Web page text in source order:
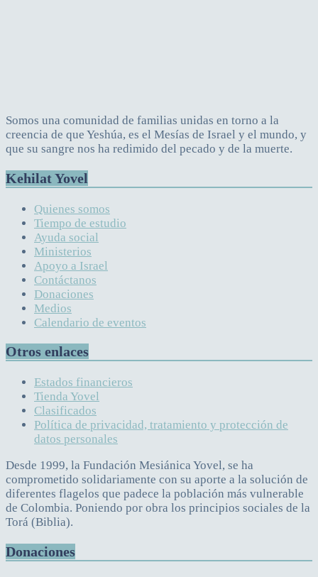
Somos una comunidad de familias unidas en torno a la
creencia de que Yeshúa, es el Mesías de Israel y el mundo, y
que su sangre nos ha redimido del pecado y de la muerte.
Kehilat Yovel
Quienes somos
Tiempo de estudio
Ayuda social
Ministerios
Apoyo a Israel
Contáctanos
Donaciones
Medios
Calendario de eventos
Otros enlaces
Estados financieros
Tienda Yovel
Clasificados
Política de privacidad, tratamiento y protección de
datos personales
Desde 1999, la Fundación Mesiánica Yovel, se ha
comprometido solidariamente con su aporte a la solución de
diferentes flagelos que padece la población más vulnerable
de Colombia. Poniendo por obra los principios sociales de la
Torá (Biblia).
Donaciones